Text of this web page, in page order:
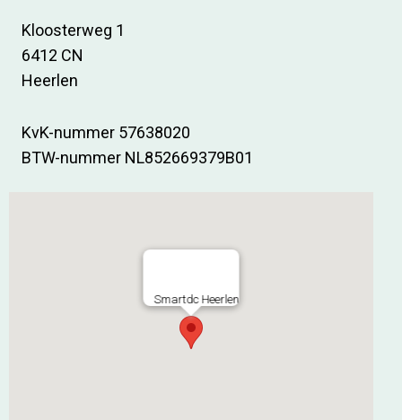
Kloosterweg 1
6412 CN
Heerlen
KvK-nummer 57638020
BTW-nummer NL852669379B01
Smartdc Heerlen